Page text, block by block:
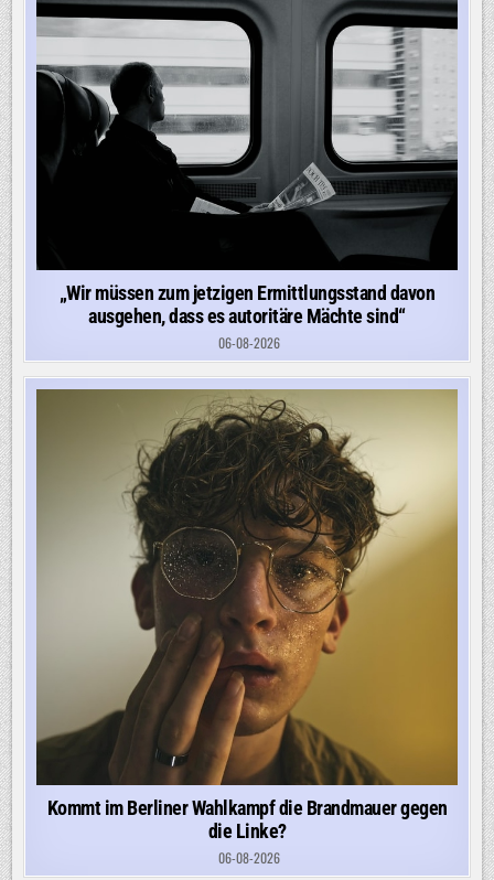
„Wir müssen zum jetzigen Ermittlungsstand davon
ausgehen, dass es autoritäre Mächte sind“
06-08-2026
Kommt im Berliner Wahlkampf die Brandmauer gegen
die Linke?
06-08-2026